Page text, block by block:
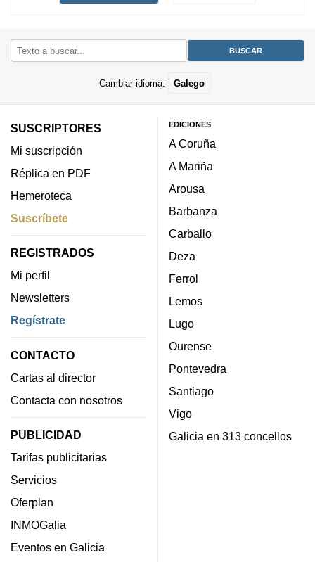
Cambiar idioma: Galego
SUSCRIPTORES
Mi suscripción
Réplica en PDF
Hemeroteca
Suscríbete
REGISTRADOS
Mi perfil
Newsletters
Regístrate
CONTACTO
Cartas al director
Contacta con nosotros
PUBLICIDAD
Tarifas publicitarias
Servicios
Oferplan
INMOGalia
Eventos en Galicia
EDICIONES
A Coruña
A Mariña
Arousa
Barbanza
Carballo
Deza
Ferrol
Lemos
Lugo
Ourense
Pontevedra
Santiago
Vigo
Galicia en 313 concellos